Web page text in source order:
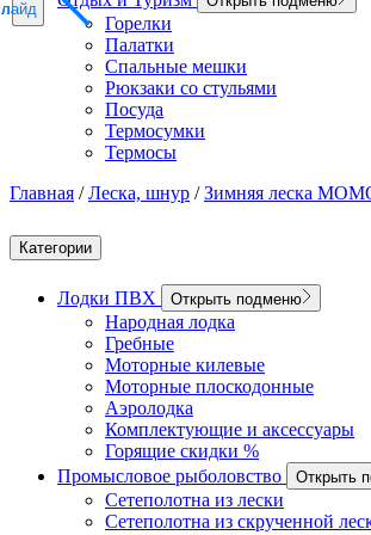
Горелки
Палатки
Спальные мешки
Рюкзаки со стульями
Посуда
Термосумки
Термосы
Главная /Леска, шнур /Зимняя леска
Категории
Лодки ПВХ Открыть подменю
Народная лодка
Гребные
Моторные килевые
Моторные плоскодонные
Аэролодка
Комплектующие и аксессуары
Горящие скидки %
Промысловое рыболовство
Открыть
Сетеполотна из лески
Сетеполотна из скрученной